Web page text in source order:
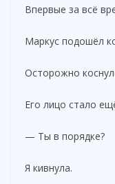
Впервые за всё
Маркус подошёл
Осторожно
Его лицо стало
— Ты в порядке?
Я кивнула.